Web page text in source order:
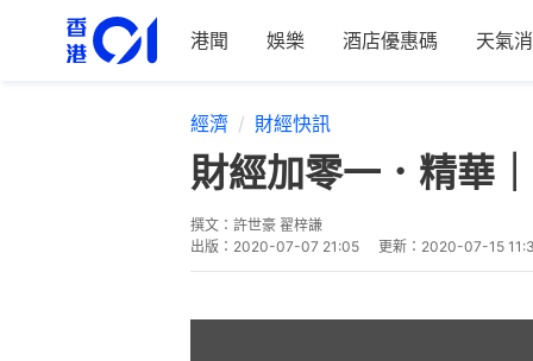
港聞 娛樂 酒店優惠碼 天氣
經濟 財經快訊
財經加零一．精華
撰文： 許世豪 翟梓謙
出版： 2020-07-07 21:05 更新： 2020-07-15